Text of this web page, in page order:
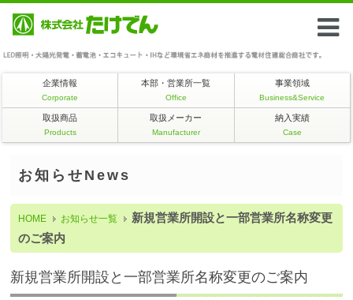
企業情報
Corporate
本部・営業所一覧
Office
事業領域
Business&Service
取扱商品
Products
取扱メーカー
Manufacturer
納入実績
Case
お知らせNews
HOME お知らせ一覧
新規営業所開設と一部営業所名称変更
のご案内
新規営業所開設と一部営業所名称変更のご案内